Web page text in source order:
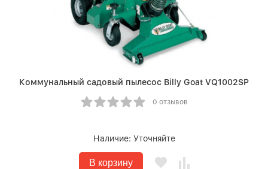
Коммунальный садовый пылесос Billy Goat VQ1002SP
0 отзывов
Наличие: Уточняйте
В корзину